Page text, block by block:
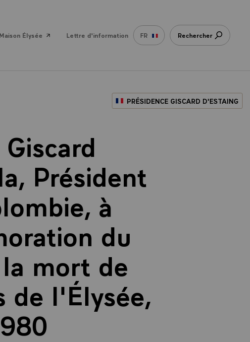
Élysée Lettre d'information FR Rechercher
PRÉSIDENCE GISCARD D'ESTAING
Président
à
du
mort de
de l'Élysée,